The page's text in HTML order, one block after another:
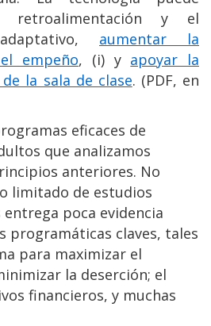
retroalimentación y el
aumentar la
empeño, (i) y apoyar la
la sala de clase. (PDF, en
eficaces de
que analizamos
anteriores. No
limitado de estudios
poca evidencia
programáticas claves, tales
para maximizar el
la deserción; el
financieros, y muchas